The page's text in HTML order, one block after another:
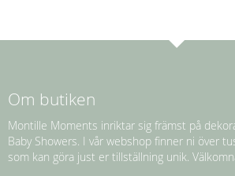
Om butiken
Montille Moments inriktar sig främst på
Baby Showers. I vår webshop finner ni över
som kan göra just er tillställning unik.